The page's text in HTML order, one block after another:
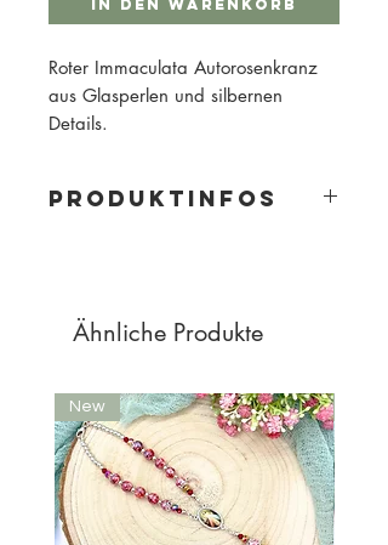
In den Warenkorb
Roter Immaculata Autorosenkranz
aus Glasperlen und silbernen
Details.
PRODUKTINFOS
Perlenfarbe: Rot
Metallfarbe: Silber
Ähnliche Produkte
New